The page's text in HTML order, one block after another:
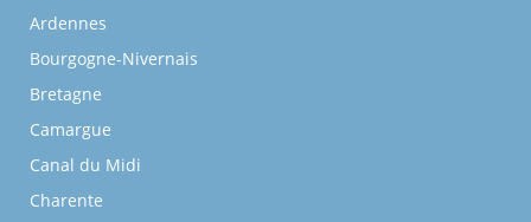
Ardennes
Bourgogne-Nivernais
Bretagne
Camargue
Canal du Midi
Charente